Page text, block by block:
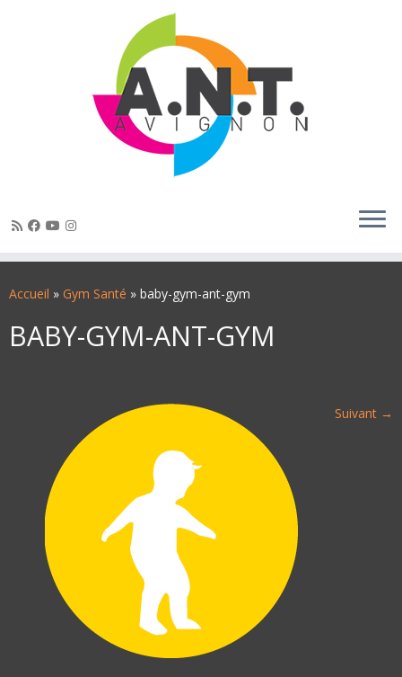
auAccueil » Gym Santé » baby-gym-ant-gym
BABY-GYM-ANT-GYM
Suivant →